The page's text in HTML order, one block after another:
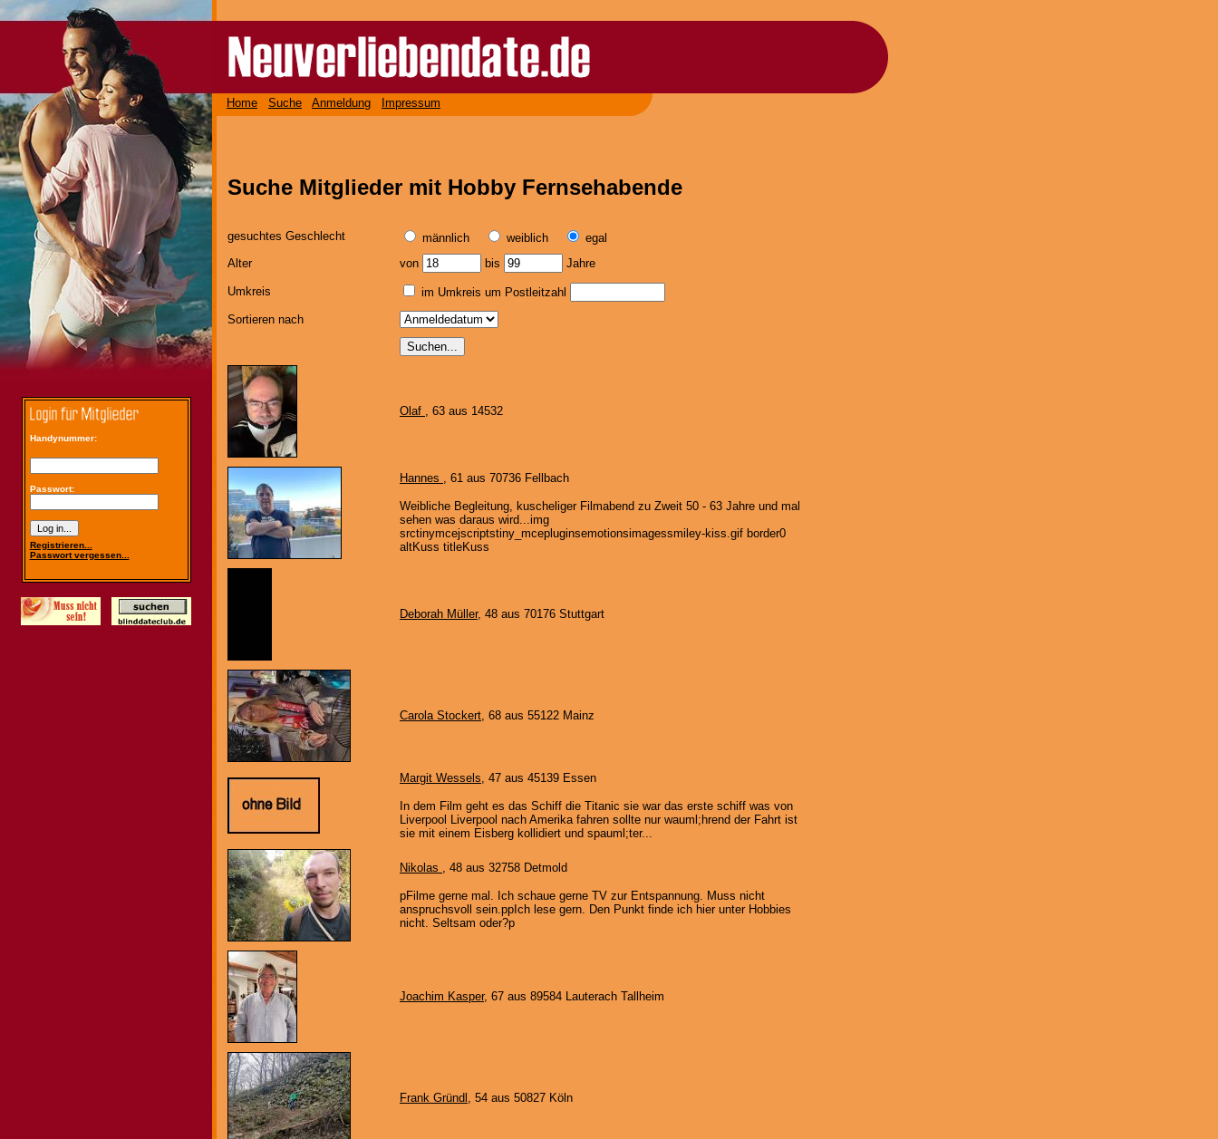
Handynummer:
Passwort:
Registrieren...
Passwort vergessen...
Home Suche Anmeldung Impressum
Suche Mitglieder mit Hobby Fernsehabende
gesuchtes Geschlecht männlich weiblich
egal
Alter
von bis Jahre
Umkreis
im Umkreis um Postleitzahl
Sortieren nach
Olaf , 63 aus 14532
Hannes , 61 aus 70736 Fellbach
Weibliche Begleitung, kuscheliger Filmabend zu Zweit 50 - 63 Jahre und mal
sehen was daraus wird...img
srctinymcejscriptstiny_mcepluginsemotionsimagessmiley-kiss.gif border0
altKuss titleKuss
Deborah Müller, 48 aus 70176 Stuttgart
Carola Stockert, 68 aus 55122 Mainz
Margit Wessels, 47 aus 45139 Essen
In dem Film geht es das Schiff die Titanic sie war das erste schiff was von
Liverpool Liverpool nach Amerika fahren sollte nur wauml;hrend der Fahrt ist
sie mit einem Eisberg kollidiert und spauml;ter...
Nikolas , 48 aus 32758 Detmold
pFilme gerne mal. Ich schaue gerne TV zur Entspannung. Muss nicht
anspruchsvoll sein.ppIch lese gern. Den Punkt finde ich hier unter Hobbies
nicht. Seltsam oder?p
Joachim Kasper, 67 aus 89584 Lauterach Tallheim
Frank Gründl , 54 aus 50827 Köln